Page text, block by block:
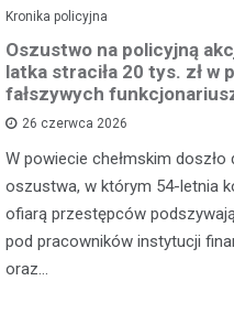
Kronika policyjna
Oszustwo na policyjną
latka straciła 20 tys. zł w
fałszywych
26 czerwca 2026
W powiecie chełmskim doszło
oszustwa, w którym 54-letnia
ofiarą przestępców
pod pracowników instytucji
oraz…